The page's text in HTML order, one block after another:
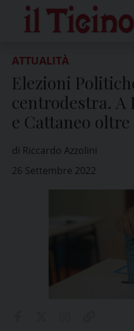
content
ATTUALITÀ
Elezioni
centrodestra. A
e Cattaneo oltre
di Riccardo Azzolini
26 Settembre 2022